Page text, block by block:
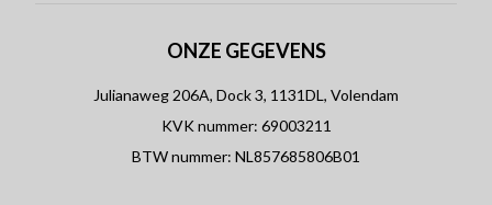
ONZE GEGEVENS
Julianaweg 206A, Dock 3, 1131DL, Volendam
KVK nummer: 69003211
BTW nummer: NL857685806B01